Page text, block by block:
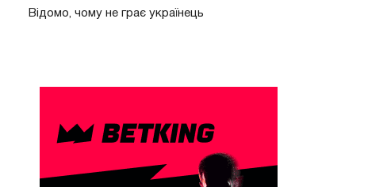
Відомо, чому не грає українець